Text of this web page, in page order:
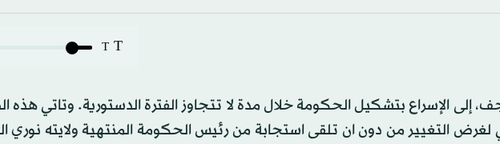
T
T
إلى الإسراع بتشكيل الحكومة خلال مدة لا تتجاوز الفترة الدستورية. وتاتي هذه
لغرض التغيير من دون ان تلقى استجابة من رئيس الحكومة المنتهية ولايته نوري